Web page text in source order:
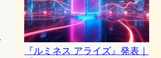
『ルミネス アライズ』発表｜